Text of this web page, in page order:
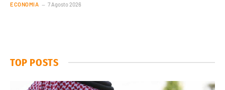
ECONOMIA 7 Agosto 2026
TOP POSTS